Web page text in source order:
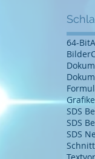
64-Bit
Bilder
SDS
SDS
SDS